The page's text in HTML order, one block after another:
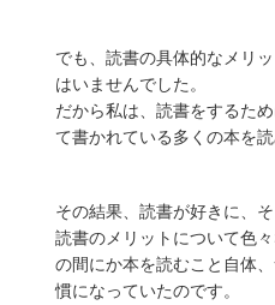
でも、読書の具体的なメリ
はいませんでした。
だから私は、読書をするた
て書かれている多くの本を読
その結果、読書が好きに、
読書のメリットについて色
の間にか本を読むこと自体
慣になっていたのです。